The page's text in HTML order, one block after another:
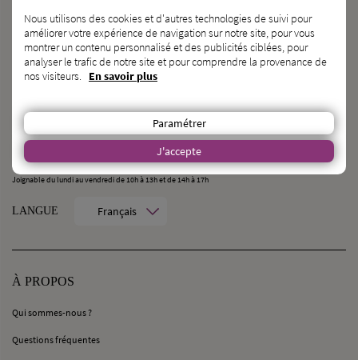
PARLEZ-LEUR DE NOUS !
CONTACT
MilleMercisMariage - Société M Pour Toujours :
21, Rue Mercière - 69002 Lyon
contact@millemercismariage.com
0 806 110 405(Service gratuit hors coût opérateur)
Joignable du lundi au vendredi de 10h à 13h et de 14h à 17h
LANGUE Français
À PROPOS
Qui sommes-nous ?
Questions fréquentes
Nous utilisons des cookies et d'autres technologies de suivi pour
améliorer votre expérience de navigation sur notre site, pour vous
montrer un contenu personnalisé et des publicités ciblées, pour
analyser le trafic de notre site et pour comprendre la provenance de
nos visiteurs. En savoir plus
Paramétrer
J'accepte